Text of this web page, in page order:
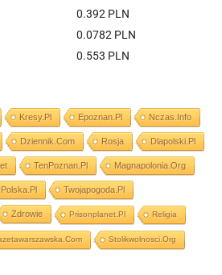
0.392 PLN
0.0782 PLN
0.553 PLN
Kresy.pl Epoznan.pl Nczas.info
Dziennik.com Rosja Dlapolski.pl
TenPoznan.pl Magnapolonia.org
Twojapogoda.pl
Zdrowie Prisonplanet.pl Religia
Stolikwolnosci.org